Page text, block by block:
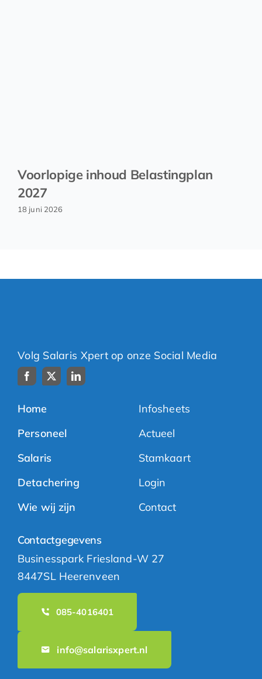
Voorlopige inhoud Belastingplan
2027
18 juni 2026
Volg Salaris Xpert op onze Social Media
Home
Personeel
Salaris
Detachering
Wie wij zijn
Infosheets
Actueel
Stamkaart
Login
Contact
Contactgegevens
Businesspark Friesland-W 27
8447SL Heerenveen
085-4016401
info@salarisxpert.nl